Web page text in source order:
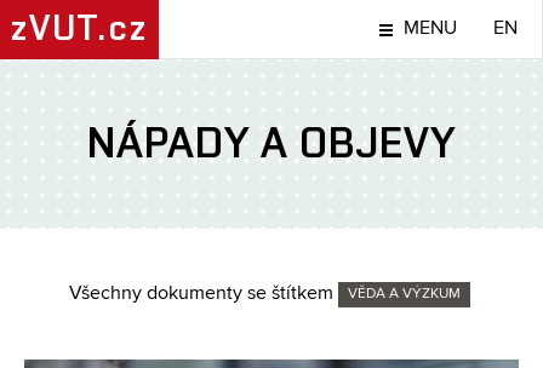
zVUT.cz MENU EN
NÁPADY A OBJEVY
Všechny dokumenty se štítkem VĚDA A VÝZKUM